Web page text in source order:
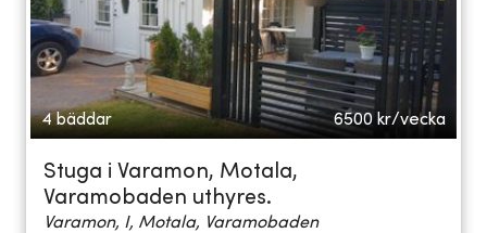
4 bäddar 6500 kr/vecka
Stuga i Varamon, Motala,
Varamobaden uthyres.
Varamon, I, Motala, Varamobaden